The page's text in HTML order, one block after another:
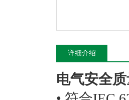
详细介绍
电气安全